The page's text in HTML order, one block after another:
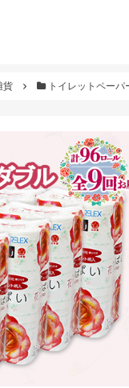
貨 トイレットペーパ